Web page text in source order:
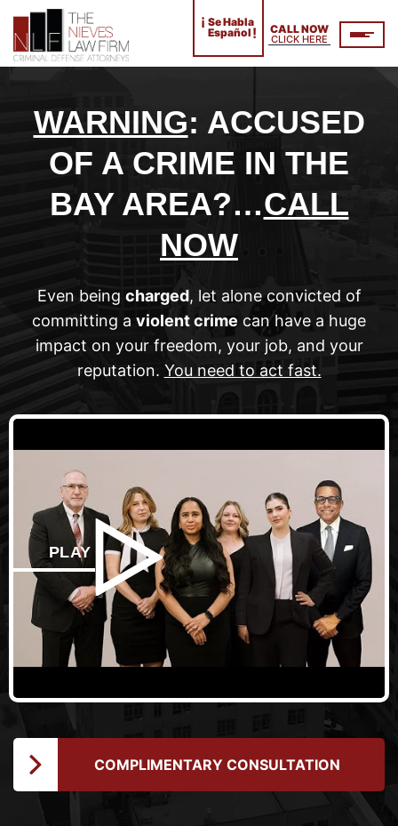
¡ Se Habla
Español ! CALL NOW
CLICK HERE
WARNING: ACCUSED
OF A CRIME IN THE
BAY AREA?…CALL
NOW
Even being charged, let alone convicted of
committing a violent crime can have a huge
impact on your freedom, your job, and your
reputation. You need to act fast.
PLAY
COMPLIMENTARY CONSULTATION